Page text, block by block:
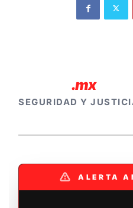
.mx
SEGURIDAD Y
ALERTA